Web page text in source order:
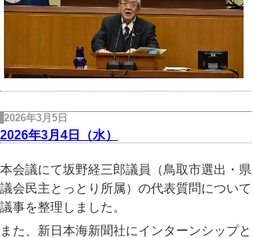
2026年3月5日
2026年3月4日（水）
本会議にて坂野経三郎議員（鳥取市選出・県
議会民主とっとり所属）の代表質問について
議事を整理しました。
また、新日本海新聞社にインターンシップと